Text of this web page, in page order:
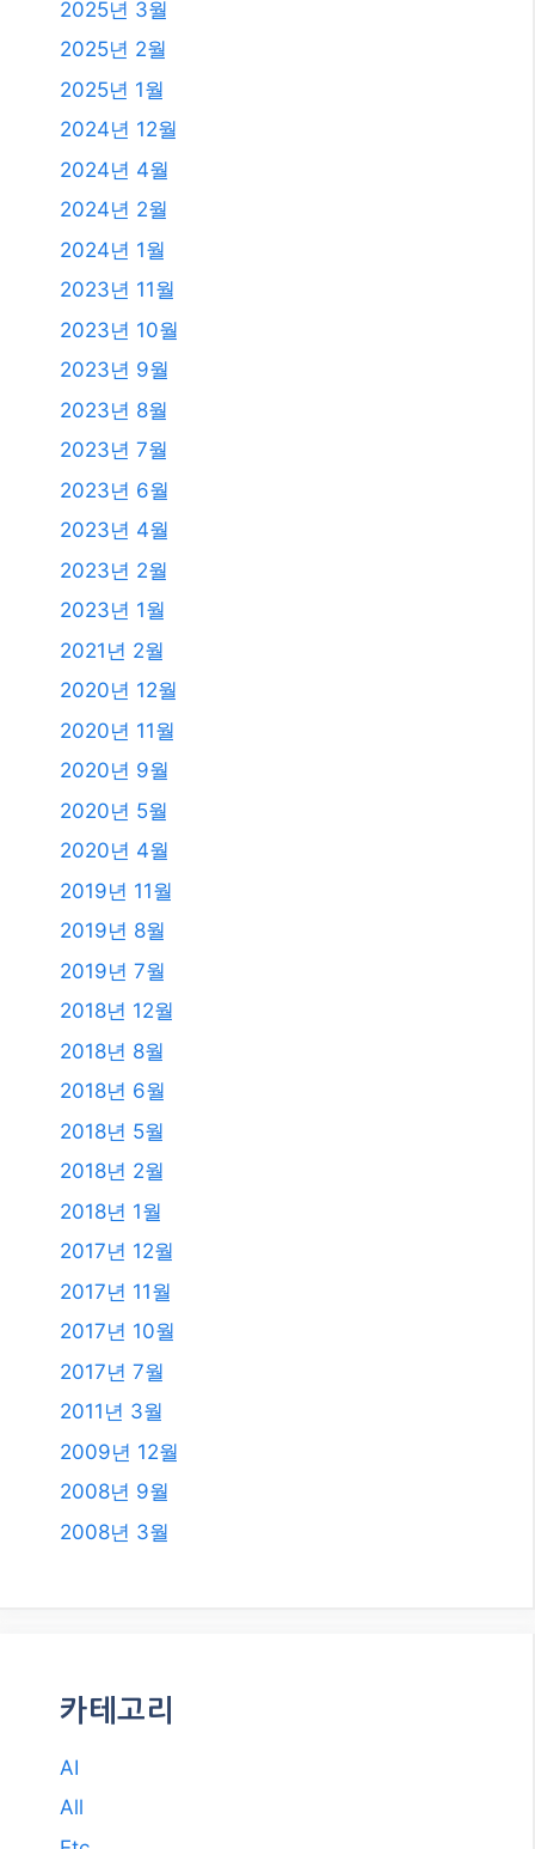
2023년 9월
2023년 8월
2023년 7월
2023년 6월
2023년 4월
2023년 2월
2023년 1월
2021년 2월
2020년 12월
2020년 11월
2020년 9월
2020년 5월
2020년 4월
2019년 11월
2019년 8월
2019년 7월
2018년 12월
2018년 8월
2018년 6월
2018년 5월
2018년 2월
2018년 1월
2017년 12월
2017년 11월
2017년 10월
2017년 7월
2011년 3월
2009년 12월
2008년 9월
2008년 3월
카테고리
AI
All
Etc.
IT
돈 되는 정보